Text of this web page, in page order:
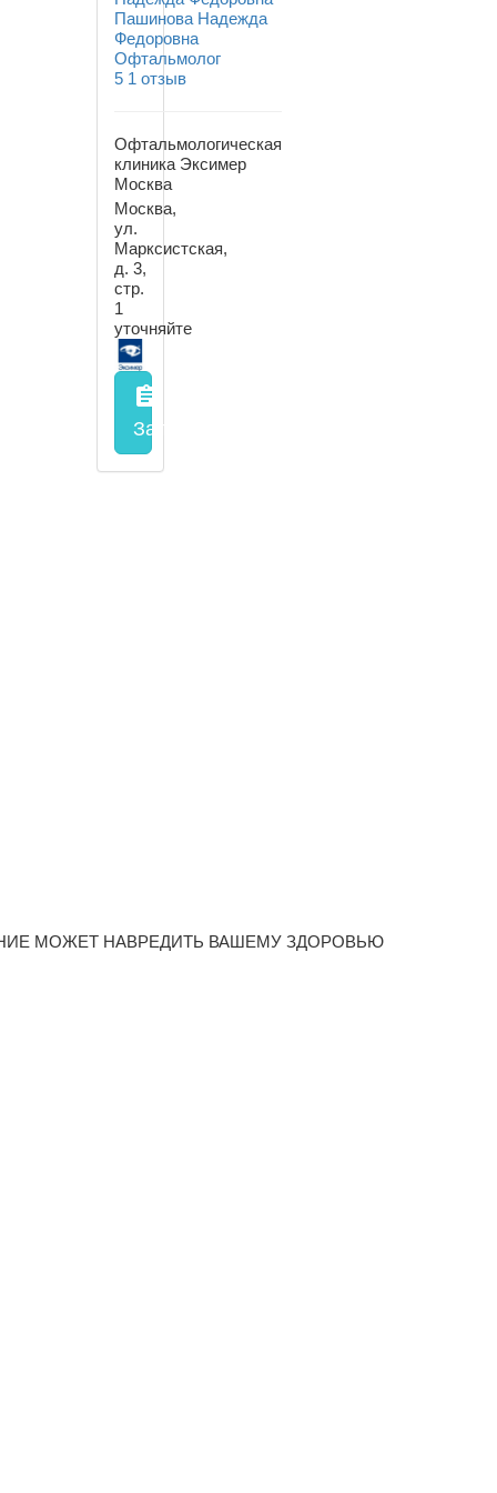
Пашинова Надежда
Федоровна
Офтальмолог
5 1 отзыв
Офтальмологическая
клиника Эксимер
Москва
Москва,
ул.
Марксистская,
д. 3,
стр.
1
уточняйте
assignment
Запись на прием
МОЖЕТ НАВРЕДИТЬ ВАШЕМУ ЗДОРОВЬЮ